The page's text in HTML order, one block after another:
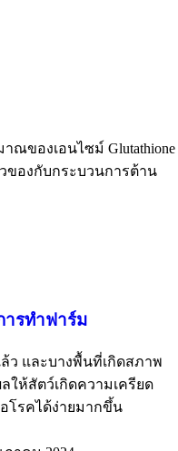
ณของเอนไซม์ Glutathione
วของกับกระบวนการต้าน
รทำฟาร์ม
ว และบางพื้นที่เกิดสภาพ
ให้สัตว์เกิดความเครียด
โรคได้ง่ายมากขึ้น